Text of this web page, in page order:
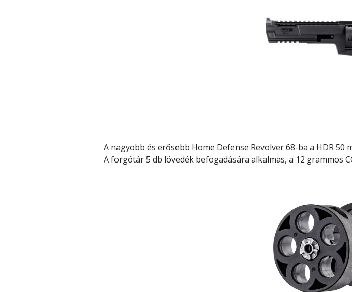
A nagyobb és erősebb Home Defense Revolver 68-ba a HDR
A forgótár 5 db lövedék befogadására alkalmas, a 12 grammos